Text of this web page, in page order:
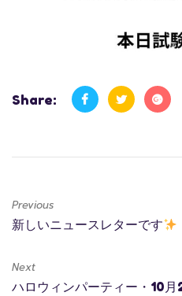
Share:
Previous
新しいニュースレターです
Next
ハロウィンパーティー・10